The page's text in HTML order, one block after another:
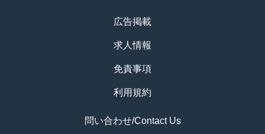
広告掲載
求人情報
免責事項
利用規約
問い合わせ/Contact Us